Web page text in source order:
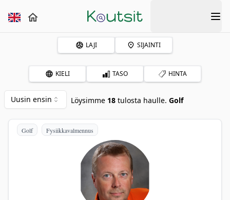
LAJI SIJAINTI
KIELI TASO HINTA
Uusin ensin Löysimme 18 tulosta haulle. Golf
Golf Fysiikkavalmennus